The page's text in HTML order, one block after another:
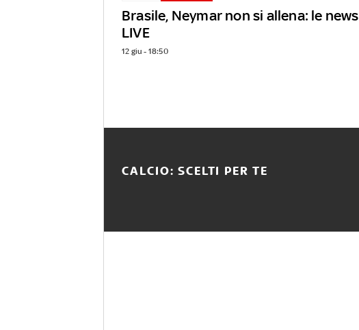
Brasile, Neymar non si allena: le news
LIVE
12 giu - 18:50
CALCIO: SCELTI PER TE